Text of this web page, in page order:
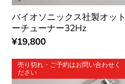
バイオソニックス社製オット
ーチューナー32Hz
¥19,800
売り切れ・ご予約はお問い合わせく
ださい